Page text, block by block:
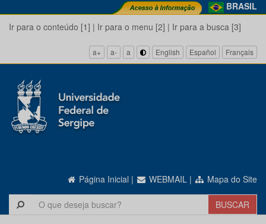
BRASIL
Ir para o conteúdo [1] | Ir para o menu [2] | Ir para a busca [3]
a+ a- a English Español Français
Página Inicial | WEBMAIL | Mapa do Site